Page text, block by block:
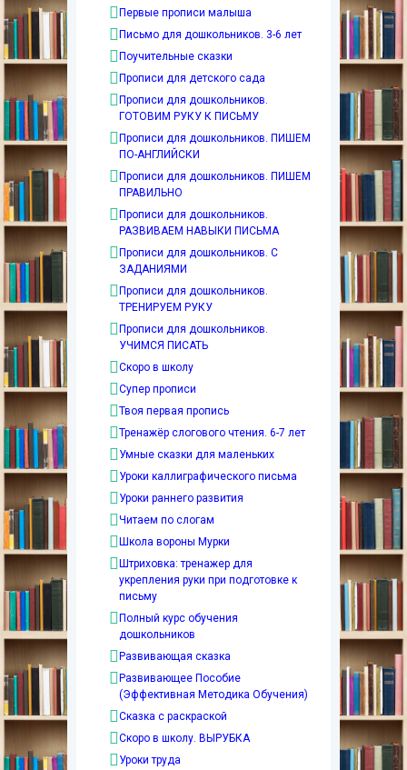
Первые прописи малыша
Письмо для дошкольников. 3-6 лет
Поучительные сказки
Прописи для детского сада
Прописи для дошкольников.
ГОТОВИМ РУКУ К ПИСЬМУ
Прописи для дошкольников. ПИШЕМ
ПО-АНГЛИЙСКИ
Прописи для дошкольников. ПИШЕМ
ПРАВИЛЬНО
Прописи для дошкольников.
РАЗВИВАЕМ НАВЫКИ ПИСЬМА
Прописи для дошкольников. С
ЗАДАНИЯМИ
Прописи для дошкольников.
ТРЕНИРУЕМ РУКУ
Прописи для дошкольников.
УЧИМСЯ ПИСАТЬ
Скоро в школу
Супер прописи
Твоя первая пропись
Тренажёр слогового чтения. 6-7 лет
Умные сказки для маленьких
Уроки каллиграфического письма
Уроки раннего развития
Читаем по слогам
Школа вороны Мурки
Штриховка: тренажер для
укрепления руки при подготовке к
письму
Полный курс обучения
дошкольников
Развивающая сказка
Развивающее Пособие
(Эффективная Методика Обучения)
Сказка с раскраской
Скоро в школу. ВЫРУБКА
Уроки труда